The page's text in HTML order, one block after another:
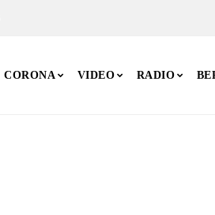
CORONA VIDEO RADIO